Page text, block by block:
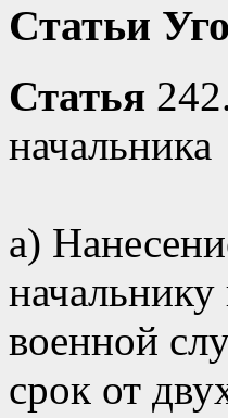
Статьи
Статья
начальника
а)
военной
срок от